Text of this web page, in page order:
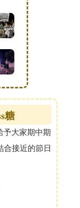
糖
予大家期中期
合接近的節日